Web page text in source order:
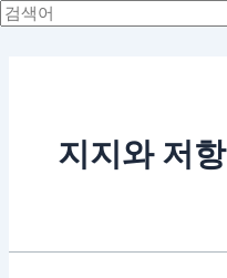
지지와 저항